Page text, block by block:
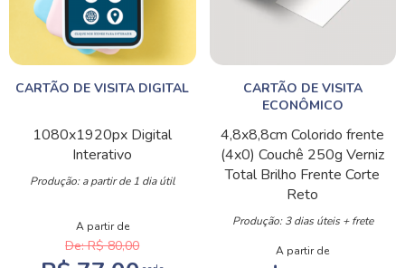
CARTÃO DE VISITA DIGITAL
1080x1920px Digital
Interativo
Produção: a partir de 1 dia útil
A partir de
De: R$ 80,00
CARTÃO DE VISITA
ECONÔMICO
4,8x8,8cm Colorido frente
(4x0) Couchê 250g Verniz
Total Brilho Frente Corte
Reto
Produção: 3 dias úteis + frete
A partir de